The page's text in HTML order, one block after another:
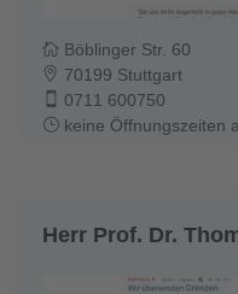
Böblinger Str. 60
70199 Stuttgart
0711 600750
keine Öffnungszeiten
Herr Prof. Dr.